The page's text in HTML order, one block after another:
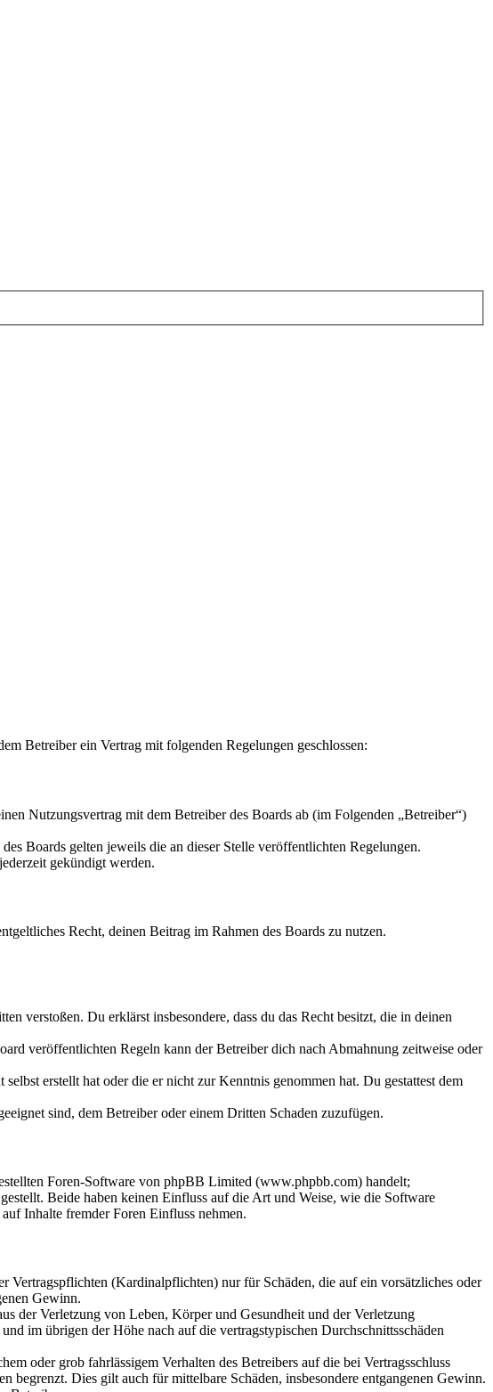
Betreiber ein Vertrag mit folgenden Regelungen geschlossen:
Nutzungsvertrag mit dem Betreiber des Boards ab (im Folgenden „Betreiber“)
Boards gelten jeweils die an dieser Stelle veröffentlichten Regelungen.
gekündigt werden.
Recht, deinen Beitrag im Rahmen des Boards zu nutzen.
verstoßen. Du erklärst insbesondere, dass du das Recht besitzt, die in deinen
veröffentlichten Regeln kann der Betreiber dich nach Abmahnung zeitweise oder
erstellt hat oder die er nicht zur Kenntnis genommen hat. Du gestattest dem
sind, dem Betreiber oder einem Dritten Schaden zuzufügen.
Foren-Software von phpBB Limited (www.phpbb.com) handelt;
Beide haben keinen Einfluss auf die Art und Weise, wie die Software
Inhalte fremder Foren Einfluss nehmen.
(Kardinalpflichten) nur für Schäden, die auf ein vorsätzliches oder
Gewinn.
der Verletzung von Leben, Körper und Gesundheit und der Verletzung
im übrigen der Höhe nach auf die vertragstypischen Durchschnittsschäden
oder grob fahrlässigem Verhalten des Betreibers auf die bei Vertragsschluss
begrenzt. Dies gilt auch für mittelbare Schäden, insbesondere entgangenen Gewinn.